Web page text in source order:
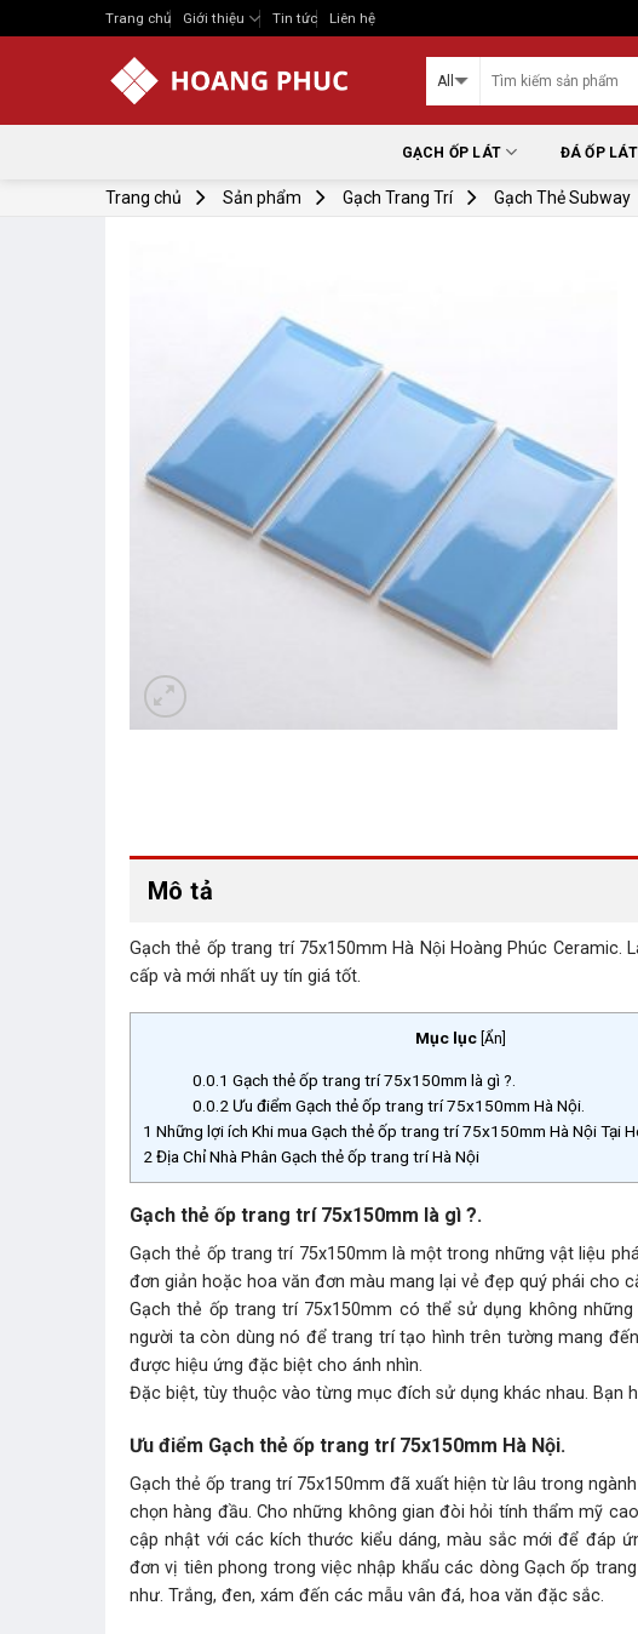
to
Trang chủ Giới thiệu Tin tức Liên hệ
GẠCH ỐP LÁT ĐÁ ỐP LÁT
Trang chủ Sản phẩm Gạch Trang Trí Gạch Thẻ Subway
Mô tả
Gạch thẻ ốp trang trí 75x150mm Hà Nội Hoàng Phúc Ceramic.
cấp và mới nhất uy tín giá tốt.
Mục lục Ẩn
0.0.1 Gạch thẻ ốp trang trí 75x150mm là gì ?.
0.0.2 Ưu điểm Gạch thẻ ốp trang trí 75x150mm Hà Nội.
1 Những lợi ích Khi mua Gạch thẻ ốp trang trí 75x150mm Hà Nội Tại
2 Địa Chỉ Nhà Phân Gạch thẻ ốp trang trí Hà Nội
Gạch thẻ ốp trang trí 75x150mm là gì ?.
Gạch thẻ ốp trang trí 75x150mm là một trong những vật liệu
đơn giản hoặc hoa văn đơn màu mang lại vẻ đẹp quý phái cho
Gạch thẻ ốp trang trí 75x150mm có thể sử dụng không
người ta còn dùng nó để trang trí tạo hình trên tường mang
được hiệu ứng đặc biệt cho ánh nhìn.
Đặc biệt, tùy thuộc vào từng mục đích sử dụng khác nhau. Bạn
Ưu điểm Gạch thẻ ốp trang trí 75x150mm Hà Nội.
Gạch thẻ ốp trang trí 75x150mm đã xuất hiện từ lâu trong
chọn hàng đầu. Cho những không gian đòi hỏi tính thẩm mỹ
cập nhật với các kích thước kiểu dáng, màu sắc mới để đáp
đơn vị tiên phong trong việc nhập khẩu các dòng Gạch ốp
như. Trắng, đen, xám đến các mẫu vân đá, hoa văn đặc sắc.